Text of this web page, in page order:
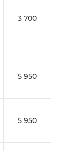
3 700
5 950
5 950